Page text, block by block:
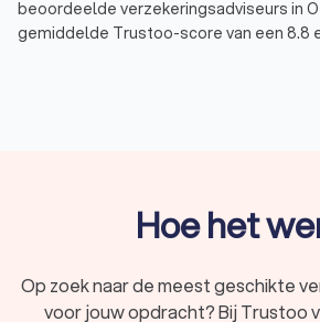
beoordeelde verzekeringsadviseurs in
gemiddelde Trustoo-score van een 8.8
advies over verzekeringen en helpt je bij
juiste polissen en aanbieder(s). De
Vergelijken van
Adviseren over de beste
Hoe het
Op zoek naar de meest geschikte
voor jouw opdracht? Bij Trustoo